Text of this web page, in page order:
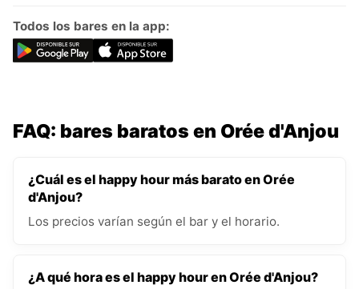
Todos los bares en la app:
FAQ: bares baratos en Orée d'Anjou
¿Cuál es el happy hour más barato en Orée
d'Anjou?
Los precios varían según el bar y el horario.
¿A qué hora es el happy hour en Orée d'Anjou?